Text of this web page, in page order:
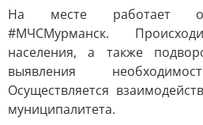
На месте работает
#МЧСМурманск.
населения, а также
выявления
Осуществляется
муниципалитета.